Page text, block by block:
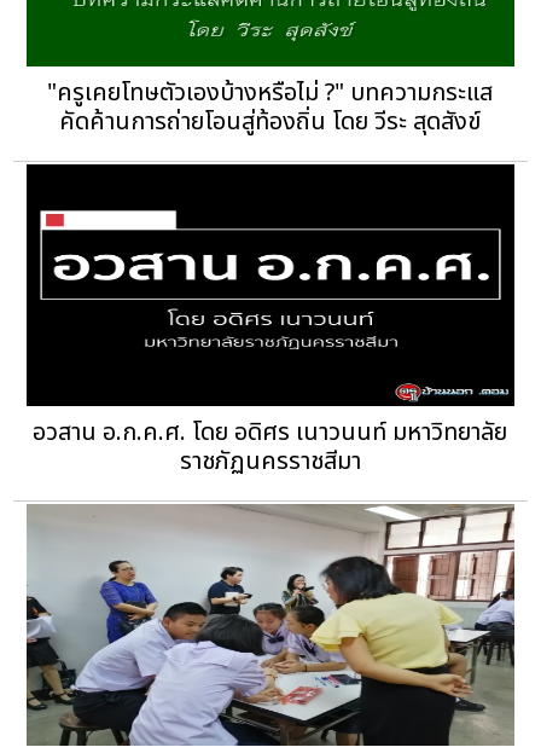
"ครูเคยโทษตัวเองบ้างหรือไม่ ?" บทความกระแส
คัดค้านการถ่ายโอนสู่ท้องถิ่น โดย วีระ สุดสังข์
อวสาน อ.ก.ค.ศ. โดย อดิศร เนาวนนท์ มหาวิทยาลัย
ราชภัฏนครราชสีมา